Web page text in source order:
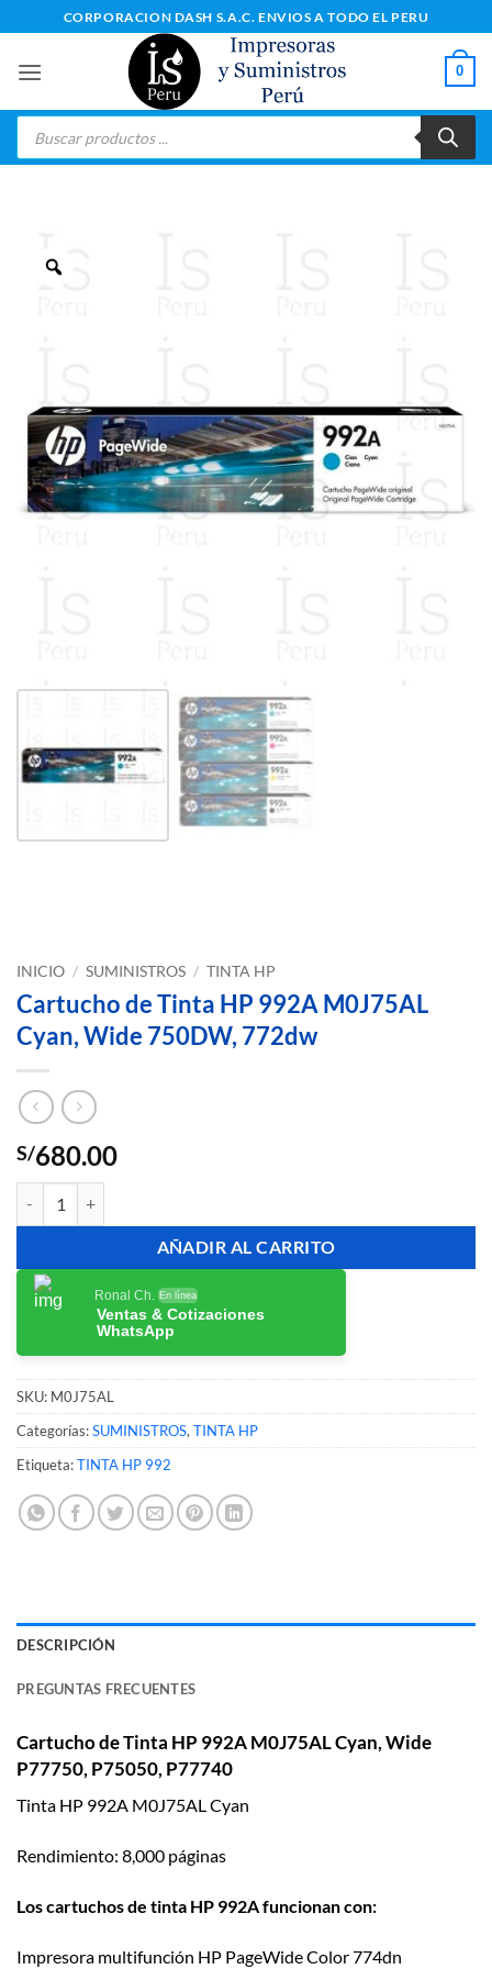
al
contenido
CORPORACION DASH S.A.C. ENVIOS A TODO EL PERU
0
Búsqueda
INICIO / SUMINISTROS / TINTA HP
Cartucho de Tinta HP 992A M0J75AL
Cyan, Wide 750DW, 772dw
S/680.00
AÑADIR AL CARRITO
Ronal Ch. En línea
Ventas & Cotizaciones
WhatsApp
SKU: M0J75AL
Categorías:SUMINISTROS, TINTA HP
Etiqueta:TINTA HP 992
DESCRIPCIÓN
PREGUNTAS FRECUENTES
Cartucho de Tinta HP 992A M0J75AL Cyan, Wide
P77750, P75050, P77740
Tinta HP 992A M0J75AL Cyan
Rendimiento: 8,000 páginas
Los cartuchos de tinta HP 992A funcionan con:
Impresora multifunción HP PageWide Color 774dn